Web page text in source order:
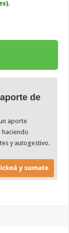
de
aporte
y autogestivo.